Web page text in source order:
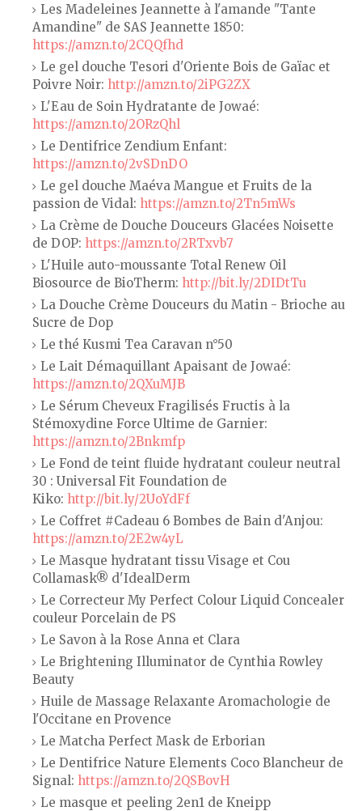
Les Madeleines Jeannette à l'amande "Tante
Amandine" de SAS Jeannette 1850:
https://amzn.to/2CQQfhd
Le gel douche Tesori d'Oriente Bois de Gaïac et
Poivre Noir: http://amzn.to/2iPG2ZX
L'Eau de Soin Hydratante de Jowaé:
https://amzn.to/2ORzQhl
Le Dentifrice Zendium Enfant:
https://amzn.to/2vSDnDO
Le gel douche Maéva Mangue et Fruits de la
passion de Vidal: https://amzn.to/2Tn5mWs
La Crème de Douche Douceurs Glacées Noisette
de DOP: https://amzn.to/2RTxvb7
L'Huile auto-moussante Total Renew Oil
Biosource de BioTherm: http://bit.ly/2DIDtTu
La Douche Crème Douceurs du Matin - Brioche au
Sucre de Dop
Le thé Kusmi Tea Caravan n°50
Le Lait Démaquillant Apaisant de Jowaé:
https://amzn.to/2QXuMJB
Le Sérum Cheveux Fragilisés Fructis à la
Stémoxydine Force Ultime de Garnier:
https://amzn.to/2Bnkmfp
Le Fond de teint fluide hydratant couleur neutral
30 : Universal Fit Foundation de
Kiko: http://bit.ly/2UoYdFf
Le Coffret #Cadeau 6 Bombes de Bain d'Anjou:
https://amzn.to/2E2w4yL
Le Masque hydratant tissu Visage et Cou
Collamask® d'IdealDerm
Le Correcteur My Perfect Colour Liquid Concealer
couleur Porcelain de PS
Le Savon à la Rose Anna et Clara
Le Brightening Illuminator de Cynthia Rowley
Beauty
Huile de Massage Relaxante Aromachologie de
l'Occitane en Provence
Le Matcha Perfect Mask de Erborian
Le Dentifrice Nature Elements Coco Blancheur de
Signal: https://amzn.to/2QSBovH
Le masque et peeling 2en1 de Kneipp